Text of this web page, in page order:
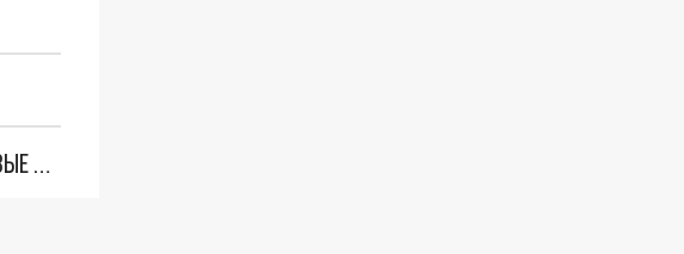
"ОЧЕНЬ ПЛОХИЕ НОВОСТИ": БОЛЬШАЯ ОШИБКА PALANTIR В РОССИИ. СТРАНЫ НАТО ВПЕРВЫЕ ЗА СВО ОСТАНОВИЛИ ПОСТАВКИ ОРУЖИЯ. ВСУ ТЕРЯЮТ ПРИГРАНИЧЬЕ?